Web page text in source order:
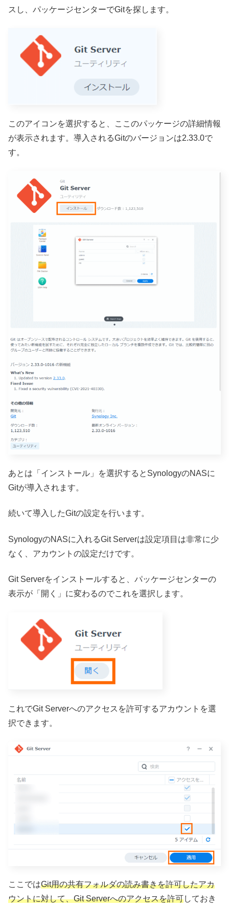
スし、パッケージセンターでGitを探します。
このアイコンを選択すると、ここのパッケージの詳細情報
が表示されます。導入されるGitのバージョンは2.33.0で
す。
あとは「インストール」を選択するとSynologyのNASに
Gitが導入されます。
続いて導入したGitの設定を行います。
SynologyのNASに入れるGit Serverは設定項目は非常に少
なく、アカウントの設定だけです。
Git Serverをインストールすると、パッケージセンターの
表示が「開く」に変わるのでこれを選択します。
これでGit Serverへのアクセスを許可するアカウントを選
択できます。
ここではGit用の共有フォルダの読み書きを許可したアカ
ウントに対して、Git Serverへのアクセスを許可しておき